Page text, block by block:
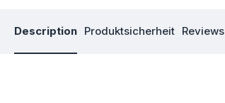
Description Produktsicherheit Reviews